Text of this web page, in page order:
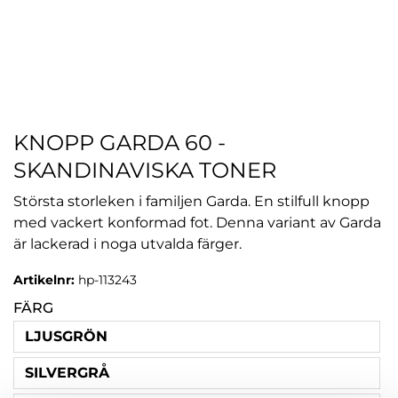
KNOPP GARDA 60 -
SKANDINAVISKA TONER
Största storleken i familjen Garda. En stilfull knopp
med vackert konformad fot. Denna variant av Garda
är lackerad i noga utvalda färger.
Artikelnr: hp-113243
FÄRG
LJUSGRÖN
SILVERGRÅ